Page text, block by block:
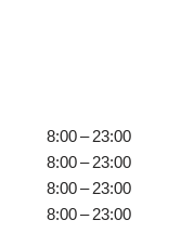
8:00 – 23:00
8:00 – 23:00
8:00 – 23:00
8:00 – 23:00